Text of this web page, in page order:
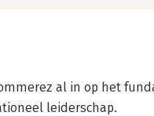
al in op het
leiderschap.